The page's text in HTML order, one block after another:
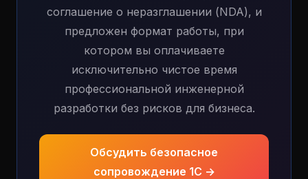
соглашение о неразглашении (NDA), и
предложен формат работы, при
котором вы оплачиваете
исключительно чистое время
профессиональной инженерной
разработки без рисков для бизнеса.
Обсудить безопасное
сопровождение 1С →